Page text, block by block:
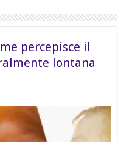
percepisce il
lontana